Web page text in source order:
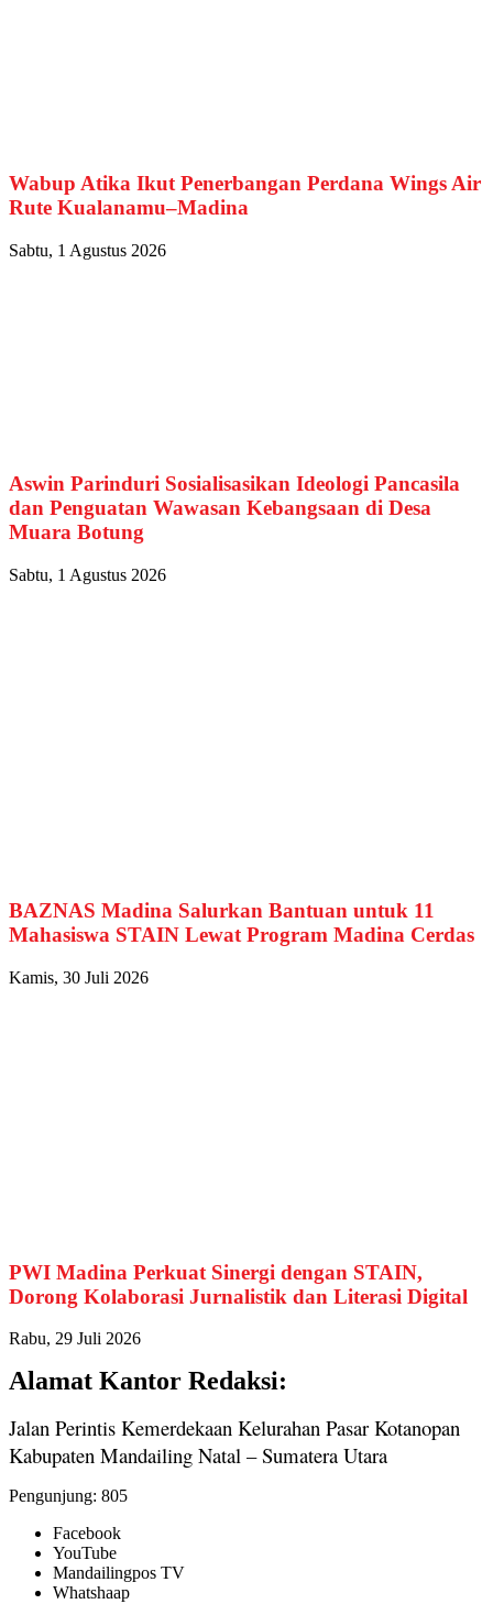
Wabup Atika Ikut Penerbangan Perdana Wings Air
Rute Kualanamu–Madina
Sabtu, 1 Agustus 2026
Aswin Parinduri Sosialisasikan Ideologi Pancasila
dan Penguatan Wawasan Kebangsaan di Desa
Muara Botung
Sabtu, 1 Agustus 2026
BAZNAS Madina Salurkan Bantuan untuk 11
Mahasiswa STAIN Lewat Program Madina Cerdas
Kamis, 30 Juli 2026
PWI Madina Perkuat Sinergi dengan STAIN,
Dorong Kolaborasi Jurnalistik dan Literasi Digital
Rabu, 29 Juli 2026
Alamat Kantor Redaksi:
Jalan Perintis Kemerdekaan Kelurahan Pasar Kotanopan
Kabupaten Mandailing Natal – Sumatera Utara
Pengunjung: 805
Facebook
YouTube
Mandailingpos TV
Whatshaap